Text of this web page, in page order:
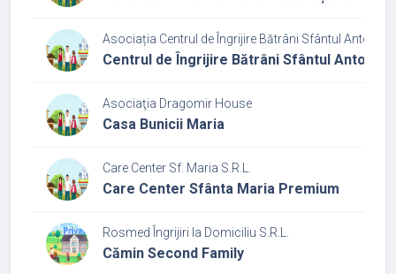
Asociația Centrul de Îngrijire Bătrâni Sfântul Anton
Centrul de Îngrijire Bătrâni Sfântul Anton
Asociaţia Dragomir House
Casa Bunicii Maria
Care Center Sf. Maria S.R.L.
Care Center Sfânta Maria Premium
Rosmed Îngrijiri la Domiciliu S.R.L.
Cămin Second Family